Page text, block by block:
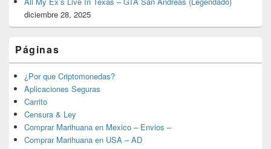
diciembre 28, 2025
Páginas
¿Por que Criptomonedas?
Aplicaciones Seguras
Carrito
Censura & Ley
Comprar Marihuana en Mexico – Envios –
Comprar Marihuana en USA – AD